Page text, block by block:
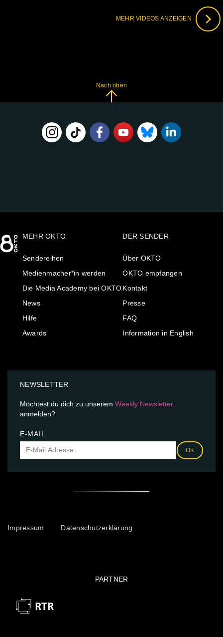
MEHR VIDEOS ANZEIGEN
Nach oben
MEHR OKTO
Sendereihen
Medienmacher*in werden
Die Media Academy bei OKTO
News
Hilfe
Awards
DER SENDER
Über OKTO
OKTO empfangen
Kontakt
Presse
FAQ
Information in English
NEWSLETTER
Möchtest du dich zu unserem Weekly Newsletter
anmelden?
E-MAIL
OK
Impressum Datenschutzerklärung
PARTNER